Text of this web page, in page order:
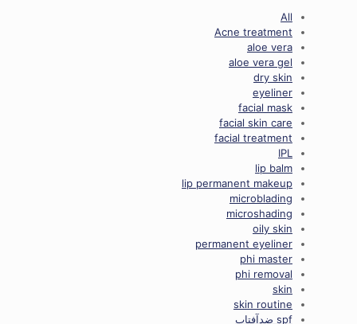
All
Acne treatment
aloe vera
aloe vera gel
dry skin
eyeliner
facial mask
facial skin care
facial treatment
IPL
lip balm
lip permanent makeup
microblading
microshading
oily skin
permanent eyeliner
phi master
phi removal
skin
skin routine
spf ضدآفتاب